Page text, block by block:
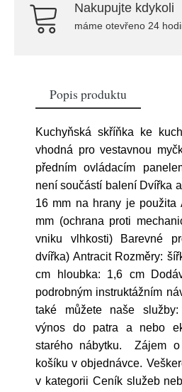
Nakupujte kdykoli
máme otevřeno 24
Popis produktu
Kuchyňská skříňka ke
vhodná pro vestavnou
předním ovládacím
není součástí balení Dvířka
16 mm na hrany je
mm (ochrana proti
vniku vlhkosti) Barevné
dvířka) Antracit Rozměry:
cm hloubka: 1,6 cm
podrobným instruktážním
také můžete naše
výnos do patra a nebo
starého nábytku. Zájem
košíku v objednávce.
v kategorii Ceník služeb